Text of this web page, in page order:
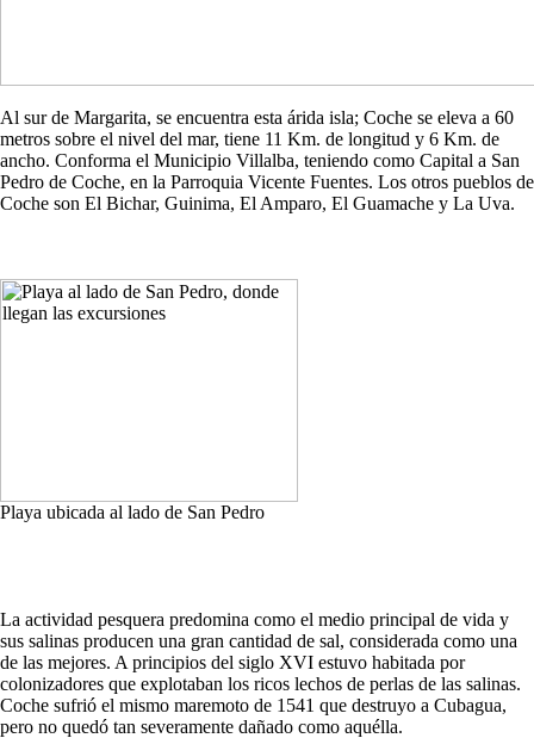
Al sur de Margarita, se encuentra esta árida isla; Coche se eleva a 60
metros sobre el nivel del mar, tiene 11 Km. de longitud y 6 Km. de
ancho. Conforma el Municipio Villalba, teniendo como Capital a San
Pedro de Coche, en la Parroquia Vicente Fuentes. Los otros pueblos de
Coche son El Bichar, Guinima, El Amparo, El Guamache y La Uva.
Playa ubicada al lado de San Pedro
La actividad pesquera predomina como el medio principal de vida y
sus salinas producen una gran cantidad de sal, considerada como una
de las mejores. A principios del siglo XVI estuvo habitada por
colonizadores que explotaban los ricos lechos de perlas de las salinas.
Coche sufrió el mismo maremoto de 1541 que destruyo a Cubagua,
pero no quedó tan severamente dañado como aquélla.